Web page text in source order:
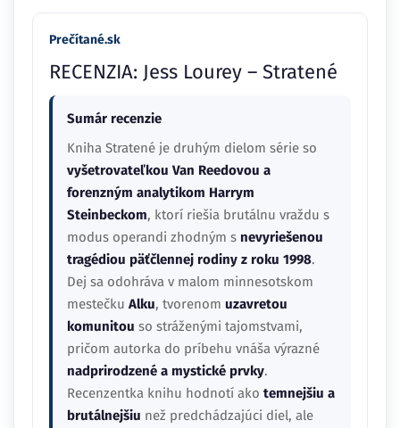
Prečítané.sk
RECENZIA: Jess Lourey – Stratené
Sumár recenzie
Kniha Stratené je druhým dielom série so
vyšetrovateľkou Van Reedovou a
forenzným analytikom Harrym
Steinbeckom, ktorí riešia brutálnu vraždu s
modus operandi zhodným s nevyriešenou
tragédiou päťčlennej rodiny z roku 1998.
Dej sa odohráva v malom minnesotskom
mestečku Alku, tvorenom uzavretou
komunitou so stráženými tajomstvami,
pričom autorka do príbehu vnáša výrazné
nadprirodzené a mystické prvky.
Recenzentka knihu hodnotí ako temnejšiu a
brutálnejšiu než predchádzajúci diel, ale